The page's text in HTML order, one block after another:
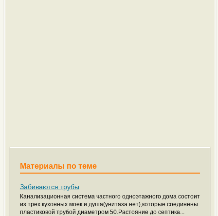
Материалы по теме
Забиваются трубы
Канализационная система частного одноэтажного дома состоит
из трех кухонных моек и душа(унитаза нет),которые соединены
пластиковой трубой диаметром 50.Растояние до септика...